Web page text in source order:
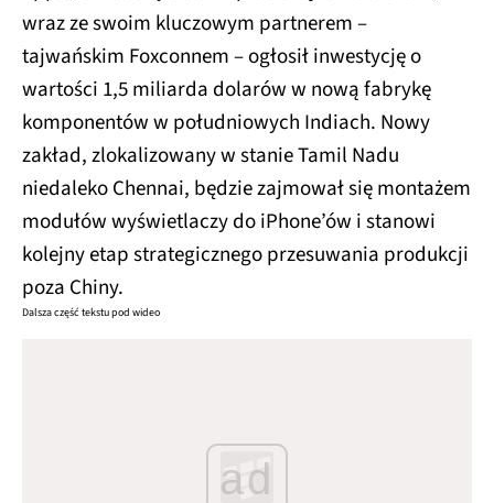
wraz ze swoim kluczowym partnerem –
tajwańskim Foxconnem – ogłosił inwestycję o
wartości 1,5 miliarda dolarów w nową fabrykę
komponentów w południowych Indiach. Nowy
zakład, zlokalizowany w stanie Tamil Nadu
niedaleko Chennai, będzie zajmował się montażem
modułów wyświetlaczy do iPhone’ów i stanowi
kolejny etap strategicznego przesuwania produkcji
poza Chiny.
Dalsza część tekstu pod wideo
ad